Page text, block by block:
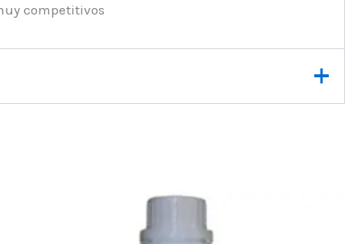
competitivos